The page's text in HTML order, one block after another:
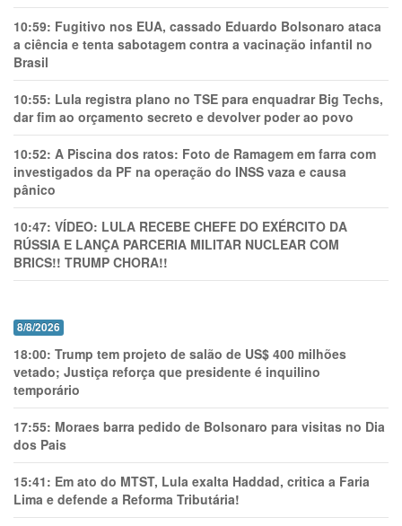
10:59: Fugitivo nos EUA, cassado Eduardo Bolsonaro ataca
a ciência e tenta sabotagem contra a vacinação infantil no
Brasil
10:55: Lula registra plano no TSE para enquadrar Big Techs,
dar fim ao orçamento secreto e devolver poder ao povo
10:52: A Piscina dos ratos: Foto de Ramagem em farra com
investigados da PF na operação do INSS vaza e causa
pânico
10:47: VÍDEO: LULA RECEBE CHEFE DO EXÉRCITO DA
RÚSSIA E LANÇA PARCERIA MILITAR NUCLEAR COM
BRICS!! TRUMP CHORA!!
8/8/2026
18:00: Trump tem projeto de salão de US$ 400 milhões
vetado; Justiça reforça que presidente é inquilino
temporário
17:55: Moraes barra pedido de Bolsonaro para visitas no Dia
dos Pais
15:41: Em ato do MTST, Lula exalta Haddad, critica a Faria
Lima e defende a Reforma Tributária!